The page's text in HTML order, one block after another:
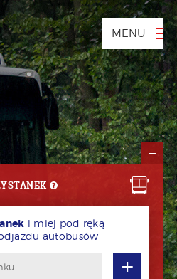
MENU
i miej pod ręką
autobusów
+